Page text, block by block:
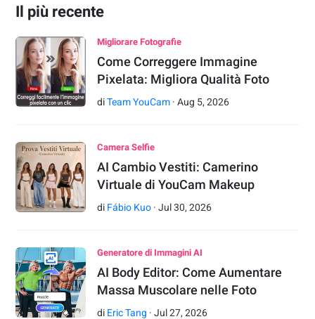
Il più recente
Migliorare Fotografie
Come Correggere Immagine
Pixelata: Migliora Qualità Foto
diTeam YouCam ·Aug 5,2026
Camera Selfie
AI Cambio Vestiti: Camerino
Virtuale di YouCam Makeup
di Fábio Kuo ·Jul 30,2026
Generatore di Immagini AI
AI Body Editor: Come Aumentare
Massa Muscolare nelle Foto
di Eric Tang ·Jul 27,2026